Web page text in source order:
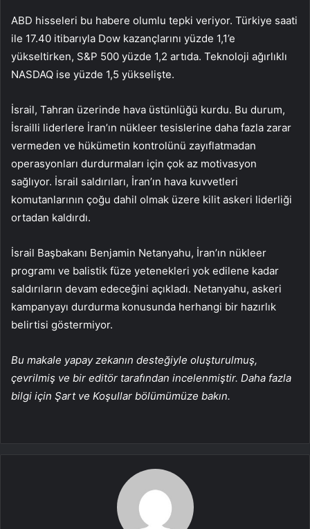
ABD hisseleri bu habere olumlu tepki veriyor. Türkiye saati
ile 17.40 itibarıyla Dow kazançlarını yüzde 1,1’e
yükseltirken, S&P 500 yüzde 1,2 artıda. Teknoloji ağırlıklı
NASDAQ ise yüzde 1,5 yükselişte.
İsrail, Tahran üzerinde hava üstünlüğü kurdu. Bu durum,
İsrailli liderlere İran’ın nükleer tesislerine daha fazla zarar
vermeden ve hükümetin kontrolünü zayıflatmadan
operasyonları durdurmaları için çok az motivasyon
sağlıyor. İsrail saldırıları, İran’ın hava kuvvetleri
komutanlarının çoğu dahil olmak üzere kilit askeri liderliği
ortadan kaldırdı.
İsrail Başbakanı Benjamin Netanyahu, İran’ın nükleer
programı ve balistik füze yetenekleri yok edilene kadar
saldırıların devam edeceğini açıkladı. Netanyahu, askeri
kampanyayı durdurma konusunda herhangi bir hazırlık
belirtisi göstermiyor.
Bu makale yapay zekanın desteğiyle oluşturulmuş,
çevrilmiş ve bir editör tarafından incelenmiştir. Daha fazla
bilgi için Şart ve Koşullar bölümümüze bakın.